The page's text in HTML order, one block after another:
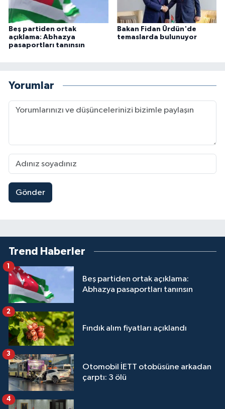
Beş partiden ortak
açıklama: Abhazya
pasaportları tanınsın
Bakan Fidan Ürdün'de
temaslarda bulunuyor
Yorumlar
Gönder
Trend Haberler
Beş partiden ortak açıklama:
Abhazya pasaportları tanınsın
1
Fındık alım fiyatları açıklandı
2
Otomobil İETT otobüsüne arkadan
çarptı: 3 ölü
3
4